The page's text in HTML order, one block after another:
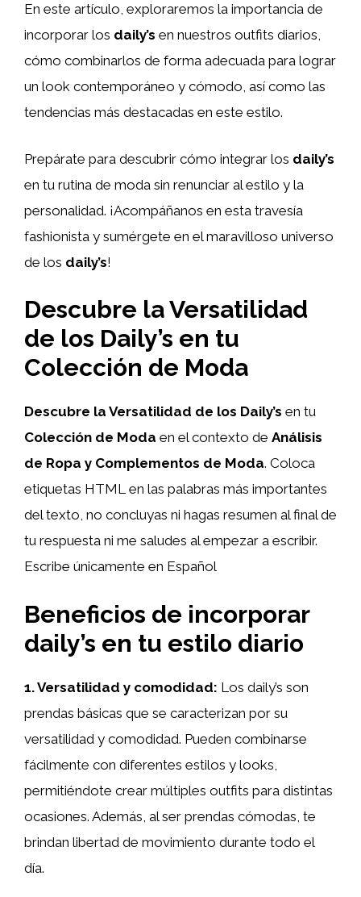
En este artículo, exploraremos la importancia de
incorporar los daily’s en nuestros outfits diarios,
cómo combinarlos de forma adecuada para lograr
un look contemporáneo y cómodo, así como las
tendencias más destacadas en este estilo.
Prepárate para descubrir cómo integrar los daily’s
en tu rutina de moda sin renunciar al estilo y la
personalidad. ¡Acompáñanos en esta travesía
fashionista y sumérgete en el maravilloso universo
de los daily’s!
Descubre la Versatilidad
de los Daily’s en tu
Colección de Moda
Descubre la Versatilidad de los Daily’s en tu
Colección de Moda en el contexto de Análisis
de Ropa y Complementos de Moda. Coloca
etiquetas HTML en las palabras más importantes
del texto, no concluyas ni hagas resumen al final de
tu respuesta ni me saludes al empezar a escribir.
Escribe únicamente en Español
Beneficios de incorporar
daily’s en tu estilo diario
1. Versatilidad y comodidad: Los daily’s son
prendas básicas que se caracterizan por su
versatilidad y comodidad. Pueden combinarse
fácilmente con diferentes estilos y looks,
permitiéndote crear múltiples outfits para distintas
ocasiones. Además, al ser prendas cómodas, te
brindan libertad de movimiento durante todo el
día.